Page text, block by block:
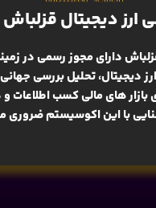
ارز دیجیتال قزلباش
دارای مجوز رسمی در
دیجیتال، تحلیل بررسی جهانی
بازار های مالی کسب اطلاعات
با این اکوسیستم ضروری